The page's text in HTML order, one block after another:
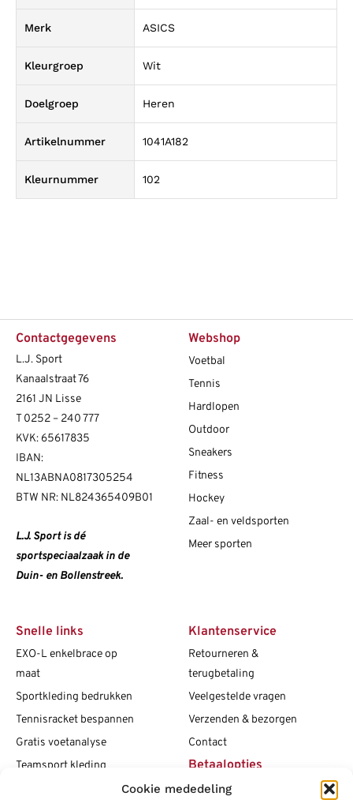
Cookie mededeling
Merk ASICS
Kleurgroep Wit
Doelgroep Heren
Artikelnummer 1041A182
Kleurnummer 102
Contactgegevens
L.J. Sport
Kanaalstraat 76
2161 JN Lisse
T 0252 – 240 777
KVK: 65617835
IBAN:
NL13ABNA0817305254
BTW NR: NL824365409B01
L.J. Sport is dé
sportspeciaalzaak in de
Duin- en Bollenstreek.
Webshop
Voetbal
Tennis
Hardlopen
Outdoor
Sneakers
Fitness
Hockey
Zaal- en veldsporten
Meer sporten
Snelle links
EXO-L enkelbrace op
maat
Sportkleding bedrukken
Tennisracket bespannen
Gratis voetanalyse
Teamsport kleding
Klantenservice
Retourneren &
terugbetaling
Veelgestelde vragen
Verzenden & bezorgen
Contact
Betaalopties